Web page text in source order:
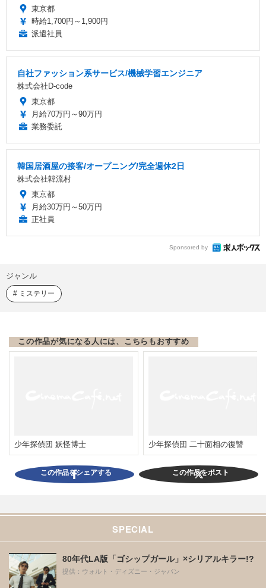
東京都
時給1,700円～1,900円
派遣社員
自社ファッション系サービス/機械学習エンジニア
株式会社D-code
東京都
月給70万円～90万円
業務委託
韓国居酒屋の接客/オープニング/完全週休2日
株式会社韓流村
東京都
月給30万円～50万円
正社員
Sponsored by
ジャンル
ミステリー
この作品が気になる人には、こちらもおすすめ
少年探偵団 妖怪博士 少年探偵団 二十面相の復讐
この作品をシェアする この作品をポスト
SPECIAL
80年代LA版「ゴシップガール」×シリアルキラー!?
提供：ウォルト・ディズニー・ジャパン